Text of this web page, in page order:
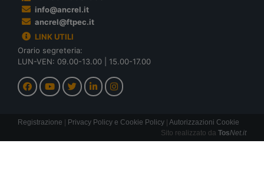
info@ancrel.it
ancrel@ftpec.it
LINK UTILI
Orario segreteria:
LUN-VEN: 09.00-13.00 | 15.00-17.00
Registrazione | Privacy Policy e Cookie Policy | Autorizzazioni Cookie
Sito realizzato da TosNet.it